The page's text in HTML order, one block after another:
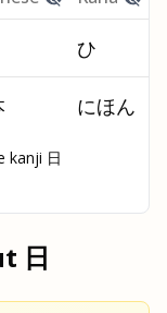
ひ
にほん
kanji 日
日